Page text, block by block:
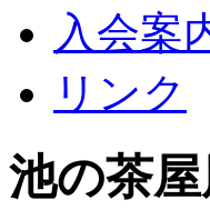
入会案
リンク
池の茶